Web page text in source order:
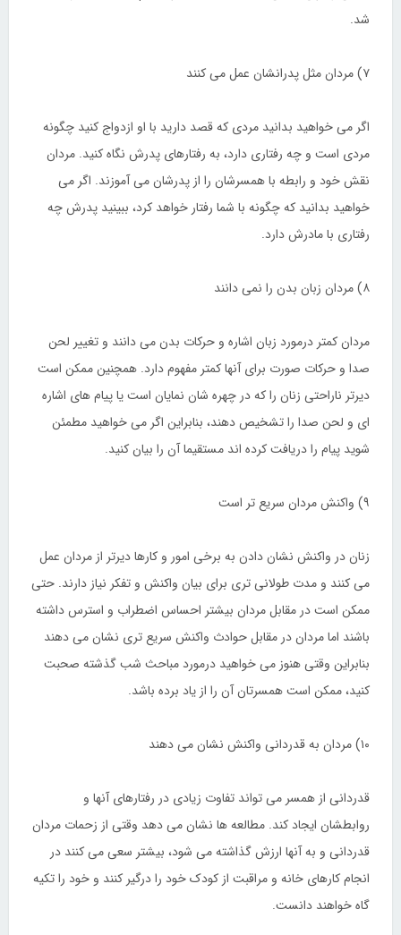
شد.
۷) مردان مثل پدرانشان عمل می کنند
اگر می خواهید بدانید مردی که قصد دارید با او ازدواج کنید چگونه
مردی است و چه رفتاری دارد، به رفتارهای پدرش نگاه کنید. مردان
نقش خود و رابطه با همسرشان را از پدرشان می آموزند. اگر می
خواهید بدانید که چگونه با شما رفتار خواهد کرد، ببینید پدرش چه
رفتاری با مادرش دارد.
۸) مردان زبان بدن را نمی دانند
مردان کمتر درمورد زبان اشاره و حرکات بدن می دانند و تغییر لحن
صدا و حرکات صورت برای آنها کمتر مفهوم دارد. همچنین ممکن است
دیرتر ناراحتی زنان را که در چهره شان نمایان است یا پیام های اشاره
ای و لحن صدا را تشخیص دهند، بنابراین اگر می خواهید مطمئن
شوید پیام را دریافت کرده اند مستقیما آن را بیان کنید.
۹) واکنش مردان سریع تر است
زنان در واکنش نشان دادن به برخی امور و کارها دیرتر از مردان عمل
می کنند و مدت طولانی تری برای بیان واکنش و تفکر نیاز دارند. حتی
ممکن است در مقابل مردان بیشتر احساس اضطراب و استرس داشته
باشند اما مردان در مقابل حوادث واکنش سریع تری نشان می دهند
بنابراین وقتی هنوز می خواهید درمورد مباحث شب گذشته صحبت
کنید، ممکن است همسرتان آن را از یاد برده باشد.
۱۰) مردان به قدردانی واکنش نشان می دهند
قدردانی از همسر می تواند تفاوت زیادی در رفتارهای آنها و
روابطشان ایجاد کند. مطالعه ها نشان می دهد وقتی از زحمات مردان
قدردانی و به آنها ارزش گذاشته می شود، بیشتر سعی می کنند در
انجام کارهای خانه و مراقبت از کودک خود را درگیر کنند و خود را تکیه
گاه خواهند دانست.